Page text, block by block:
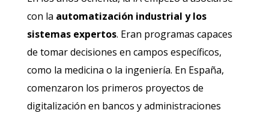
con la automatización industrial y los
sistemas expertos. Eran programas capaces
de tomar decisiones en campos específicos,
como la medicina o la ingeniería. En España,
comenzaron los primeros proyectos de
digitalización en bancos y administraciones